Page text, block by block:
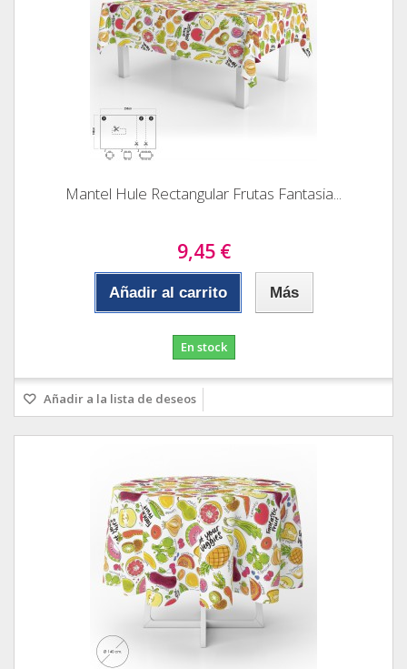
Mantel Hule Rectangular Frutas Fantasia...
9,45 €
Añadir al carrito Más
En stock
Añadir a la lista de deseos